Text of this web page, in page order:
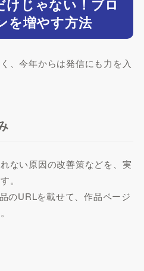
けじゃない！ブロ
を増やす方法
、今年からは発信にも力を入
ない原因の改善策などを、実
。
のURLを載せて、作品ページ